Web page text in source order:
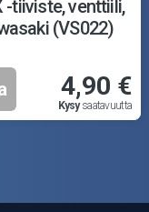
-tiiviste, venttiili,
(VS022)
4,90 €
Kysysaatavuutta